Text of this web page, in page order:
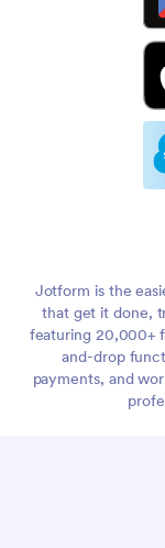
Jotform is the
that get it done,
featuring 20,000+
and-drop
payments, and